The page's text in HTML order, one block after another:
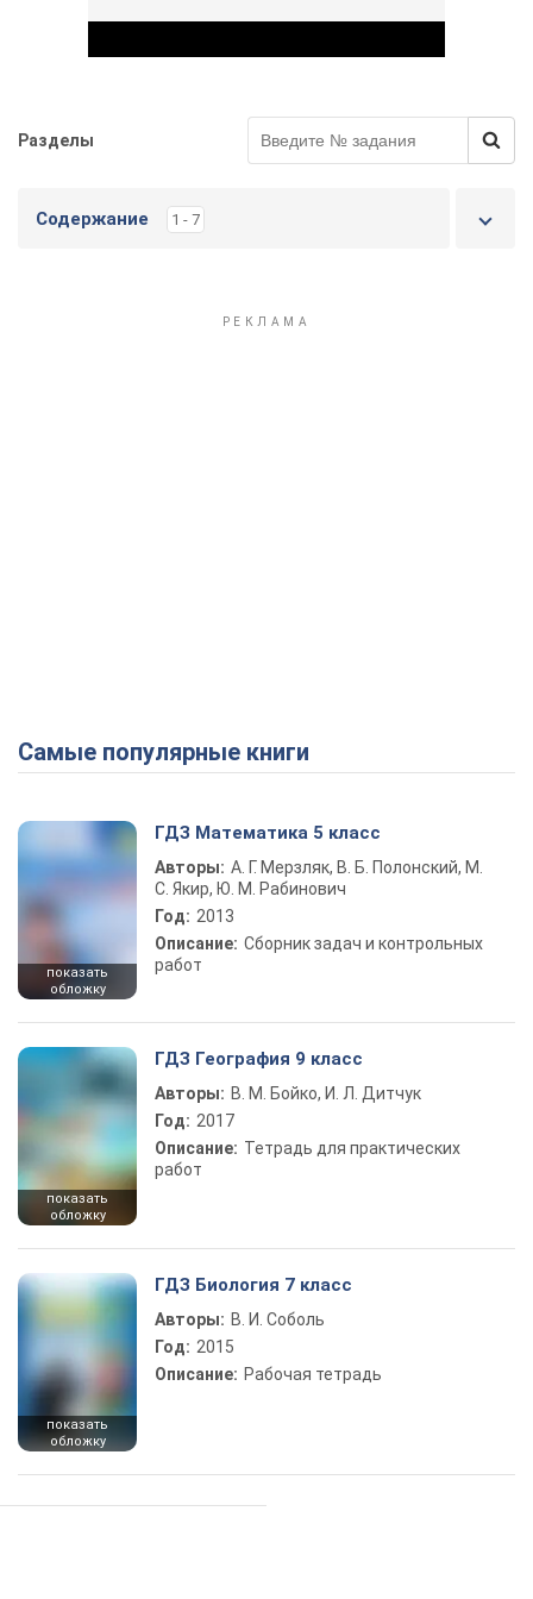
Разделы
Содержание 1 - 7
Самые популярные книги
показать
обложку
ГДЗ Математика 5 класс
Авторы: А. Г. Мерзляк, В. Б. Полонский, М.
С. Якир, Ю. М. Рабинович
Год: 2013
Описание: Сборник задач и контрольных
работ
показать
обложку
ГДЗ География 9 класс
Авторы: В. М. Бойко, И. Л. Дитчук
Год: 2017
Описание: Тетрадь для практических
работ
показать
обложку
ГДЗ Биология 7 класс
Авторы: В. И. Соболь
Год: 2015
Описание: Рабочая тетрадь